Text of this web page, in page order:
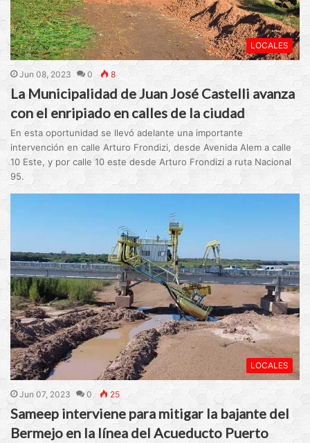
LOCALES
Jun 08, 2023 0 8
La Municipalidad de Juan José Castelli avanza
con el enripiado en calles de la ciudad
En esta oportunidad se llevó adelante una importante
intervención en calle Arturo Frondizi, desde Avenida Alem a calle
10 Este, y por calle 10 este desde Arturo Frondizi a ruta Nacional
95.
LOCALES
Jun 07, 2023 0 25
Sameep interviene para mitigar la bajante del
Bermejo en la línea del Acueducto Puerto